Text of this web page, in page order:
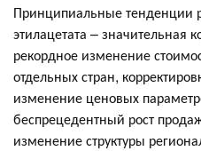
Принципиальные тенденции
этилацетата – значительная
рекордное изменение
отдельных стран,
изменение ценовых
беспрецедентный рост
изменение структуры